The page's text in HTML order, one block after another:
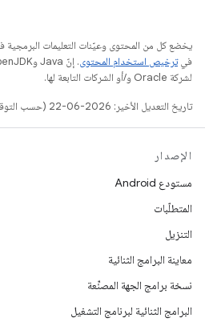
يخضع كل من المحتوى وعيّنات التعليمات
فيترخيص استخدام المحتوى
لشركة Oracle و/أو الشركات التابعة لها.
تاريخ التعديل الأخير: 2026-06-22 (حسب التوقيت العالمي المتفَّق عليه)
الإصدار
مستودع Android
المتطلّبات
التنزيل
معاينة البرامج الثنائية
نسخة برامج الجهة المصنِّعة
البرامج الثنائية لبرنامج التشغيل